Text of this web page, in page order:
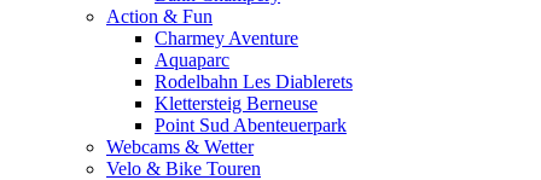
Action & Fun
Charmey Aventure
Aquaparc
Rodelbahn Les Diablerets
Klettersteig Berneuse
Point Sud Abenteuerpark
Webcams & Wetter
Velo & Bike Touren